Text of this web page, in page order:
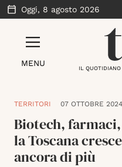
Oggi, 8 agosto 2026
MENU
IL QUOTIDIANO
TERRITORI 07 OTTOBRE 2024
Biotech,
la Toscana
ancora di più